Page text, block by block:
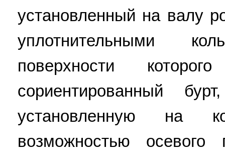
установленный на валу
уплотнительными
поверхности
сориентированный
установленную на
возможностью